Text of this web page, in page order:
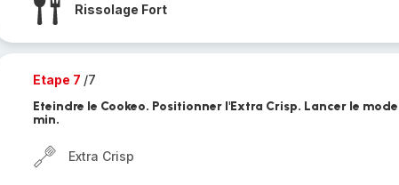
Rissolage Fort
Etape 7 /7
Eteindre le Cookeo. Positionner l'Extra Crisp. Lancer le
min.
Extra Crisp